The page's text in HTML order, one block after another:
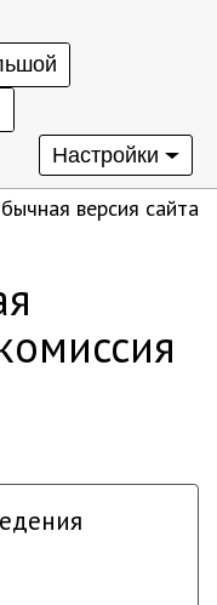
Настройки
версия сайта